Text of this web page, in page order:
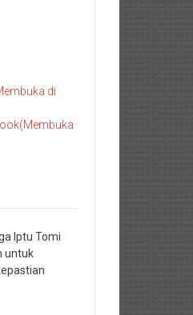
di
Iptu Tomi
untuk